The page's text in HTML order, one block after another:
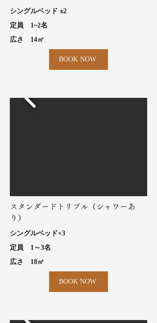
シングル​ベッド x2
​定員 1~2名
​広さ 14㎡
BOOK NOW
スタンダードトリプル（シャワーあ
り）
シングル​ベッド×3
​定員 1～3名
​広さ 18㎡
BOOK NOW